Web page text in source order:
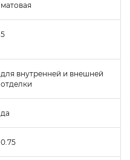
матовая
5
для внутренней и внешней
отделки
да
0.75